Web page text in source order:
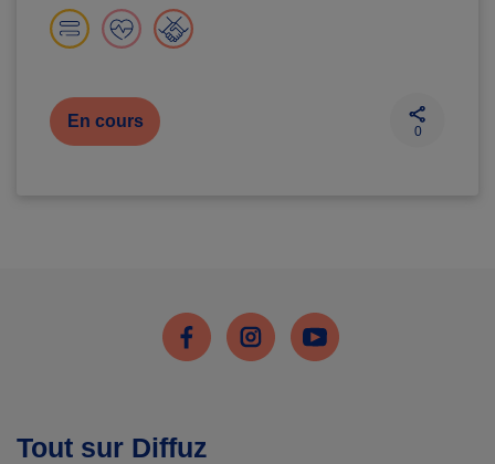
En cours
0
FacebookInstagramYoutube
Tout sur Diffuz